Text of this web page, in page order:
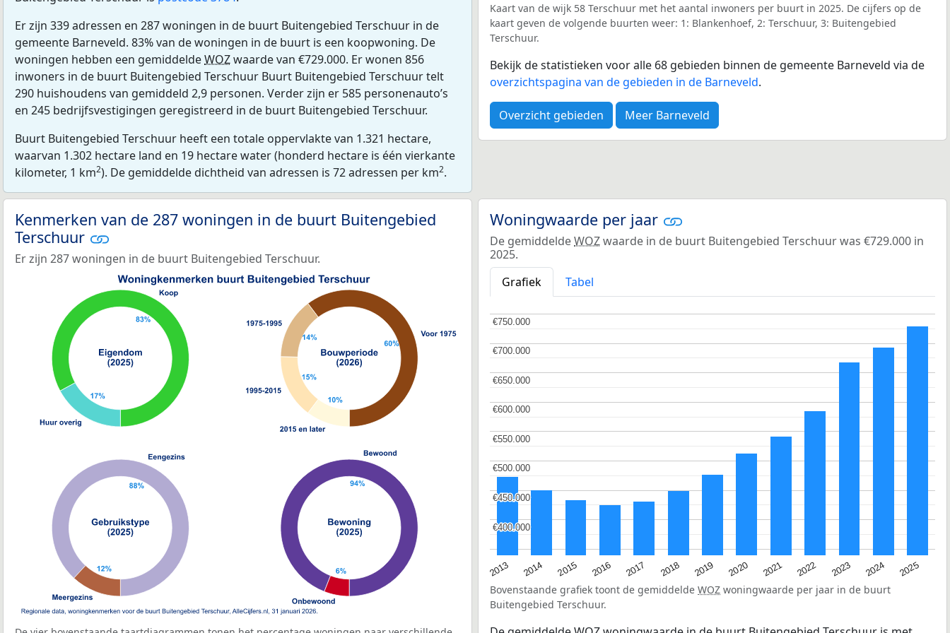
Er zijn 339 adressen en 287 woningen in de buurt Buitengebied Terschuur in de
gemeente Barneveld. 83% van de woningen in de buurt is een koopwoning. De
woningen hebben een gemiddeldeWOZwaarde van €729.000. Er wonen 856
inwoners in de buurt Buitengebied Terschuur Buurt Buitengebied Terschuur telt
290 huishoudens van gemiddeld 2,9 personen. Verder zijn er 585 personenauto’s
en 245 bedrijfsvestigingen geregistreerd in de buurt Buitengebied Terschuur.
Buurt Buitengebied Terschuur heeft een totale oppervlakte van 1.321 hectare,
waarvan 1.302 hectare land en 19 hectare water (honderd hectare is één vierkante
kilometer, 1 km2). De gemiddelde dichtheid van adressen is 72 adressen per km2.
Kaart van de wijk 58 Terschuur met het aantal inwoners per buurt in 2025. De cijfers op de
kaart geven de volgende buurten weer: 1: Blankenhoef, 2: Terschuur, 3: Buitengebied
Terschuur.
Bekijk de statistieken voor alle 68 gebieden binnen de gemeente Barneveld via de
overzichtspagina van de gebieden in de Barneveld.
Overzicht gebieden Meer Barneveld
Kenmerken van de 287 woningen in de buurt Buitengebied
Terschuur
Er zijn 287 woningen in de buurt Buitengebied Terschuur.
Woningwaarde per jaar
De gemiddeldeWOZwaarde in de buurt Buitengebied Terschuur was €729.000 in
2025.
Grafiek
Tabel
2013 2014 2015 2016 2017 2018 2019 2020 2021 2022 2023 2024 2025
€400.000
€400.000
€450.000
€450.000
€500.000
€500.000
€550.000
€550.000
€600.000
€600.000
€650.000
€650.000
€700.000
€700.000
€750.000
€750.000
Bovenstaande grafiek toont de gemiddelde WOZ woningwaarde per jaar in de buurt
Buitengebied Terschuur.